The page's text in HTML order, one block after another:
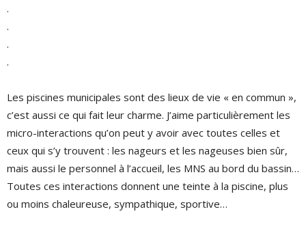
.
.
.
.
Les piscines municipales sont des lieux de vie « en commun »,
c’est aussi ce qui fait leur charme. J’aime particulièrement les
micro-interactions qu’on peut y avoir avec toutes celles et
ceux qui s’y trouvent : les nageurs et les nageuses bien sûr,
mais aussi le personnel à l’accueil, les MNS au bord du bassin…
Toutes ces interactions donnent une teinte à la piscine, plus
ou moins chaleureuse, sympathique, sportive…